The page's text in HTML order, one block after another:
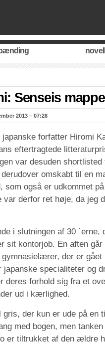
Senseis mappe
2013 – 07:28
japanske forfatter Hiromi
eftertragtede
var desuden
omskabt til en
som også er udkommet
var derfor ret høje, da jeg
i slutningen af 30 ´erne,
sit kontorjob. En aften går
der er gået
specialiteter og
deres forhold sig fra et
ud i kærlighed.
gris, der kun er ude på en
med bogen, men
er tiltrukket af den ældre